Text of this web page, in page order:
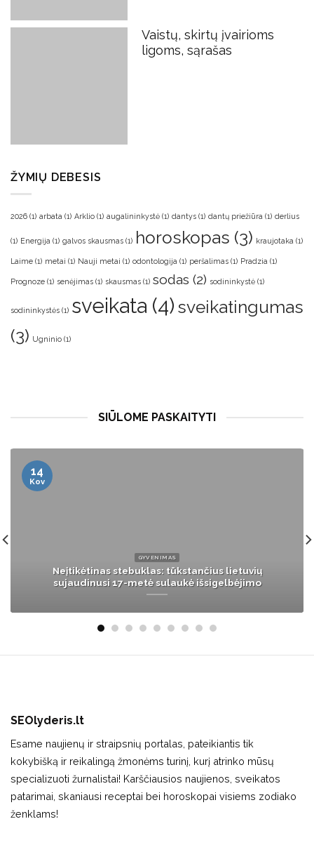
Vaistų, skirtų įvairioms
ligoms, sąrašas
ŽYMIŲ DEBESIS
2026 (1) arbata (1) Arklio (1) augalininkystė (1) dantys (1) dantų priežiūra (1) derlius
(1) Energija (1) galvos skausmas (1) horoskopas (3) kraujotaka (1)
Laime (1) metai (1) Nauji metai (1) odontologija (1) peršalimas (1) Pradzia (1)
Prognoze (1) senėjimas (1) skausmas (1) sodas (2) sodininkystė (1)
sodininkystės (1) sveikata (4) sveikatingumas
(3) Ugninio (1)
SIŪLOME PASKAITYTI
Autobusų vairuotojai piktinasi siaurinamomis
gatvėmis: „Ponui Benkunskui duočiau autobusą ir
tegul jis pravažiuoja“
13
Bal
SEOlyderis.lt
Esame naujienų ir straipsnių portalas, pateikiantis tik
kokybišką ir reikalingą žmonėms turinį, kurį atrinko mūsų
specializuoti žurnalistai! Karščiausios naujienos, sveikatos
patarimai, skaniausi receptai bei horoskopai visiems zodiako
ženklams!